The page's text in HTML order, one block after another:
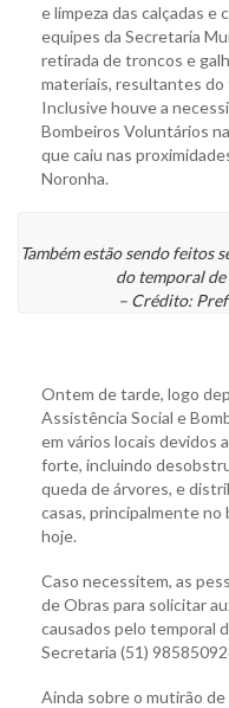
e limpeza das calçadas
equipes da Secretaria
retirada de troncos e
materiais, resultantes do
Inclusive houve a
Bombeiros Voluntários
que caiu nas
Noronha.
Também estão sendo feitos
do temporal de
– Crédito:
Ontem de tarde, logo
Assistência Social e
em vários locais devidos
forte, incluindo
queda de árvores, e
casas, principalmente no
hoje.
Caso necessitem, as
de Obras para solicitar
causados pelo temporal
Secretaria (51)
Ainda sobre o mutirão de